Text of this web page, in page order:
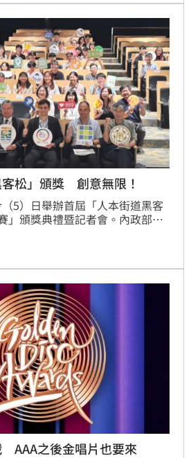
懸絲偶與現代劇場交錯拼貼讓台
本段更是整場典禮網路觀看數最
松」頒獎 創意無限！
5）日舉辦首屆「人本街道黑客
」頒獎典禮暨記者會。內政部攜
獎的大專院校，期許透過競賽方
以「幸福．永續街道」為主題，
青年朋友組隊參加。
AAA之後金唱片也要來